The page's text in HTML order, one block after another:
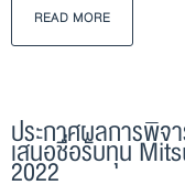
READ MORE
ประกาศผลการพิจ
เสนอชื่อรับทุน
2022